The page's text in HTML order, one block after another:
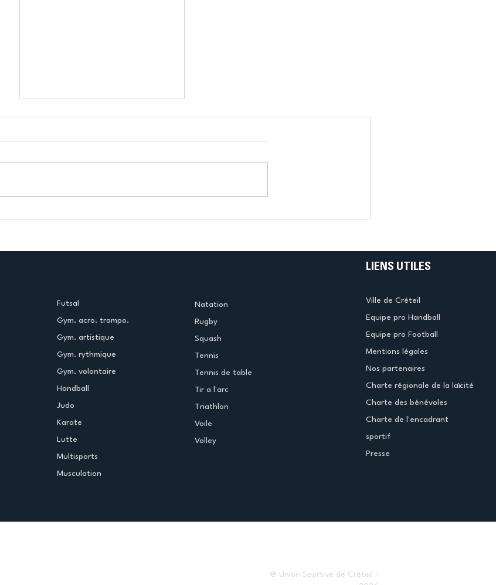
termine la saison en
Futsal
Gym. acro. trampo.
Gym. artistique
Gym. rythmique
Gym. volontaire
Handball
Judo
Karate
Lutte
Multisports
Musculation
Natation
Rugby
Squash
Tennis
Tennis de table
Tir a l'arc
Triathlon
Voile
Volley
LIENS UTILES
Ville de Créteil
Equipe pro Handball
Equipe pro Football
Mentions légales
Nos partenaires
Charte régionale de la laïcité
Charte des bénévoles
Charte de l'encadrant
sportif
Presse
@ Union Sportive de Créteil -